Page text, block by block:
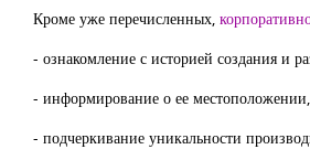
Кроме уже перечисленных,
- ознакомление с историей создания и
- информирование о ее
- подчеркивание уникальности